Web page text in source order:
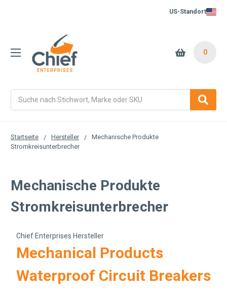
US-Standort
0
Startseite Hersteller
Mechanische Produkte
Stromkreisunterbrecher
Mechanische Produkte
Stromkreisunterbrecher
Chief Enterprises Hersteller
Mechanical Products
Waterproof Circuit Breakers